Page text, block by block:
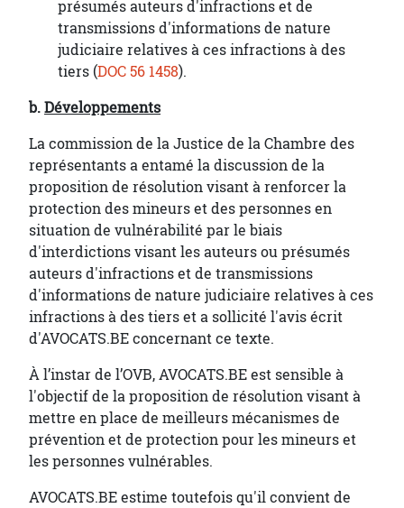
présumés auteurs d'infractions et de
transmissions d'informations de nature
judiciaire relatives à ces infractions à des
tiers (DOC 56 1458).
b.Développements
La commission de la Justice de la Chambre des
représentants a entamé la discussion de la
proposition de résolution visant à renforcer la
protection des mineurs et des personnes en
situation de vulnérabilité par le biais
d'interdictions visant les auteurs ou présumés
auteurs d'infractions et de transmissions
d'informations de nature judiciaire relatives à ces
infractions à des tiers et a sollicité l'avis écrit
d'AVOCATS.BE concernant ce texte.
À l’instar de l’OVB, AVOCATS.BE est sensible à
l'objectif de la proposition de résolution visant à
mettre en place de meilleurs mécanismes de
prévention et de protection pour les mineurs et
les personnes vulnérables.
AVOCATS.BE estime toutefois qu'il convient de